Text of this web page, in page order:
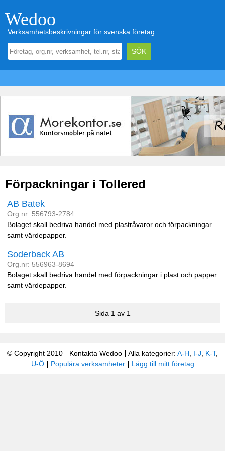
Wedoo
Verksamhetsbeskrivningar för svenska företag
Förpackningar i Tollered
AB Batek
Org.nr: 556793-2784
Bolaget skall bedriva handel med plastråvaror och förpackningar
samt värdepapper.
Soderback AB
Org.nr: 556963-8694
Bolaget skall bedriva handel med förpackningar i plast och papper
samt värdepapper.
Sida 1 av 1
© Copyright 2010 Kontakta Wedoo Alla kategorier: A-H I-J K-T,
U-Ö
Populära verksamheter Lägg till mitt företag